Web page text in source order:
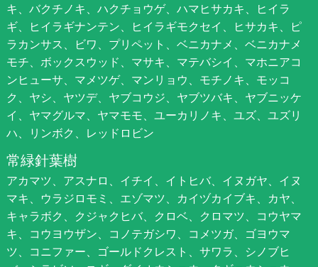
キ、バクチノキ、ハクチョウゲ、ハマヒサカキ、ヒイラ
ギ、ヒイラギナンテン、ヒイラギモクセイ、ヒサカキ、ピ
ラカンサス、ビワ、プリペット、ベニカナメ、ベニカナメ
モチ、ボックスウッド、マサキ、マテバシイ、マホニアコ
ンヒューサ、マメツゲ、マンリョウ、モチノキ、モッコ
ク、ヤシ、ヤツデ、ヤブコウジ、ヤブツバキ、ヤブニッケ
イ、ヤマグルマ、ヤマモモ、ユーカリノキ、ユズ、ユズリ
ハ、リンボク、レッドロビン
常緑針葉樹
アカマツ、アスナロ、イチイ、イトヒバ、イヌガヤ、イヌ
マキ、ウラジロモミ、エゾマツ、カイヅカイブキ、カヤ、
キャラボク、クジャクヒバ、クロベ、クロマツ、コウヤマ
キ、コウヨウザン、コノテガシワ、コメツガ、ゴヨウマ
ツ、コニファー、ゴールドクレスト、サワラ、シノブヒ